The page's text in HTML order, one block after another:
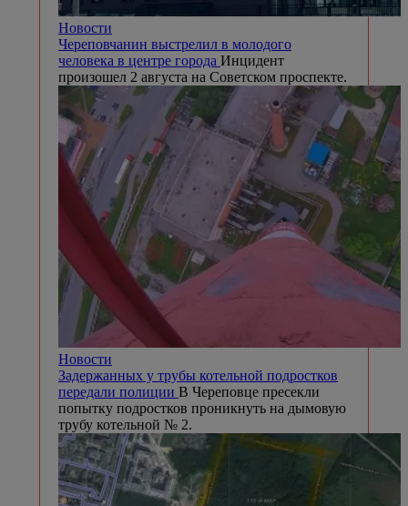
Новости
Череповчанин выстрелил в молодого
человека в центре города Инцидент
произошел 2 августа на Советском проспекте.
Новости
Задержанных у трубы котельной подростков
передали полиции В Череповце пресекли
попытку подростков проникнуть на дымовую
трубу котельной № 2.